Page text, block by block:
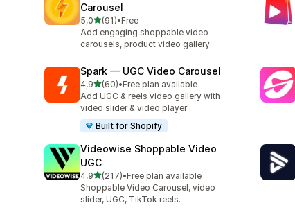
Carousel
5,0de 5 estrelas
(91)
91 total de avaliações
•Free
Add engaging shoppable video
carousels, product video gallery
Spark — UGC Video Carousel
4,9de 5 estrelas
(60)
60 total de avaliações
•Free plan available
Add UGC & reels video gallery with
video slider & video player
Built for Shopify
Videowise Shoppable Video
UGC
4,9de 5 estrelas
(217)
217 total de avaliações
•Free plan available
Shoppable Video Carousel, video
slider, UGC, TikTok reels.